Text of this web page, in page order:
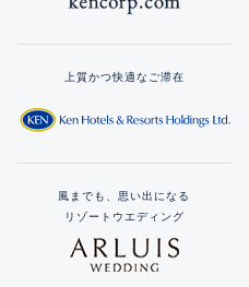
上質かつ快適なご滞在
風までも、思い出になる
リゾートウエディング